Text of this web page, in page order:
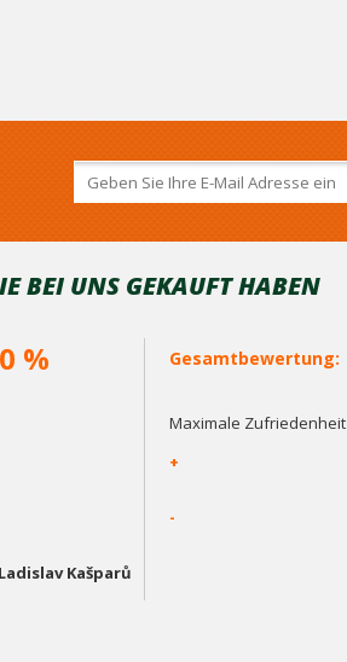
BEI ​​UNS GEKAUFT HABEN
%
Ladislav Kašparů
Gesamtbewertung:
Maximale Zufriedenheit
+
-